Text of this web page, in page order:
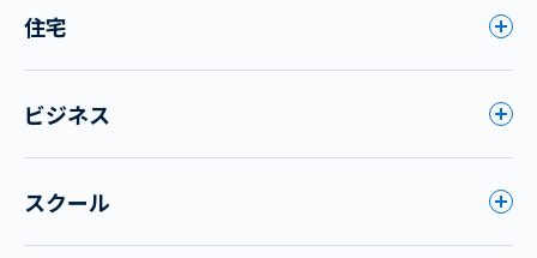
住宅
ビジネス
スクール